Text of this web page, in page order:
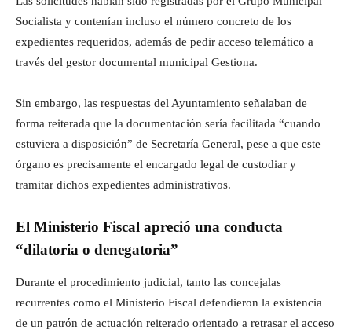
Socialista y contenían incluso el número concreto de los
expedientes requeridos, además de pedir acceso telemático a
través del gestor documental municipal Gestiona.
Sin embargo, las respuestas del Ayuntamiento señalaban de
forma reiterada que la documentación sería facilitada “cuando
estuviera a disposición” de Secretaría General, pese a que este
órgano es precisamente el encargado legal de custodiar y
tramitar dichos expedientes administrativos.
El Ministerio Fiscal apreció una conducta
“dilatoria o denegatoria”
Durante el procedimiento judicial, tanto las concejalas
recurrentes como el Ministerio Fiscal defendieron la existencia
de un patrón de actuación reiterado orientado a retrasar el acceso